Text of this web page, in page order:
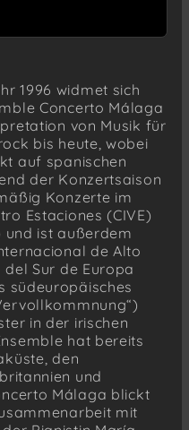
1996 widmet sich
Concerto Málaga
von Musik für
bis heute, wobei
auf spanischen
der Konzertsaison
Konzerte im
Estaciones (CIVE)
und ist außerdem
de Alto
Sur de Europa
südeuropäisches
in der irischen
hat bereits
den
und
Málaga blickt
mit